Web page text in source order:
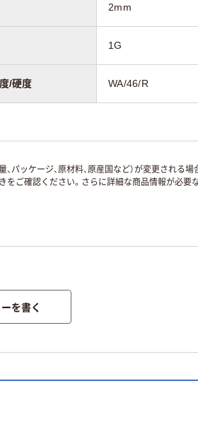
2mm
1G
/硬度 WA/46/R
パッケージ、原材料、原産国など）が変更される
ご確認ください。さらに詳細な商品情報が必要
を書く